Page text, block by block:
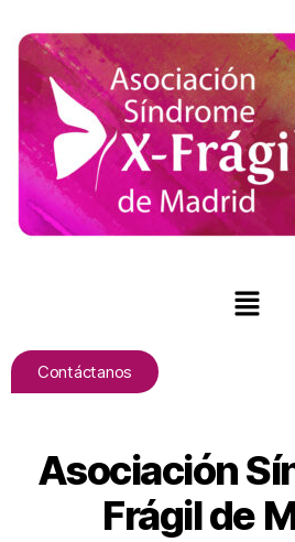
Contáctanos
Asociación
Frágil de